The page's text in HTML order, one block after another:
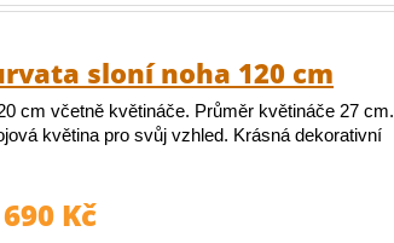
sloní noha 120 cm
cm včetně květináče. Průměr květináče 27 cm.
květina pro svůj vzhled. Krásná dekorativní
Kč